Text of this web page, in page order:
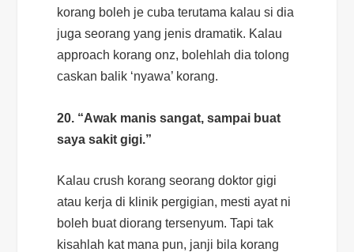
korang boleh je cuba terutama kalau si dia
juga seorang yang jenis dramatik. Kalau
approach korang onz, bolehlah dia tolong
caskan balik ‘nyawa’ korang.
20. “Awak manis sangat, sampai buat
saya sakit gigi.”
Kalaucrush korang seorang doktor gigi
atau kerja di klinik pergigian, mesti ayat ni
boleh buat diorang tersenyum. Tapi tak
kisahlah kat mana pun, janji bila korang